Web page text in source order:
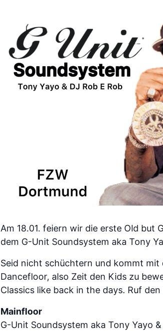
Am 18.01. feiern wir die erste Old but
dem G-Unit Soundsystem aka Tony
Seid nicht schüchtern und kommt mit
Dancefloor, also Zeit den Kids zu
Classics like back in the days. Ruf
Mainfloor
G-Unit Soundsystem aka Tony Yayo